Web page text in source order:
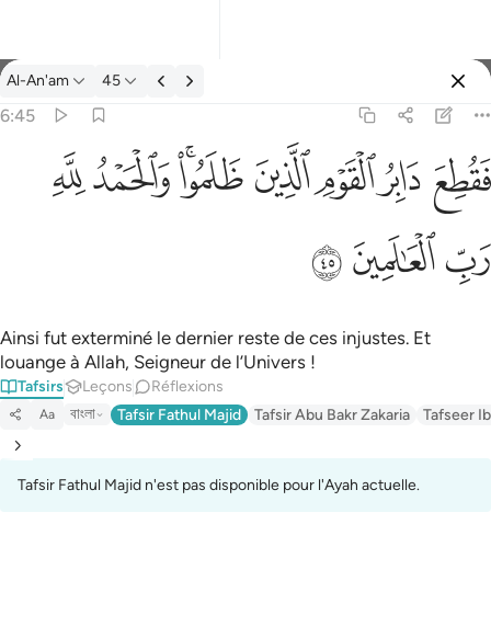
Tafsir: Al-An'am 6:45
Al-An'am 45
6:45
فقطع دابر القوم الذين ظلموا والحمد لله رب العالمين ٤٥
ٱلْقَوْمِ ٱلَّذِينَ ظَلَمُوا۟ ۚ وَٱلْحَمْدُ لِلَّهِ رَبِّ ٱلْعَـٰلَمِينَ ٤٥ﱁ ﱂﱃﱄﱅﱆﱇﱈ
ﱉﱊﱋ
Ainsi fut exterminé le dernier reste de ces injustes. Et
louange à Allah, Seigneur de l’Univers !
Tafsirs Leçons Réflexions
Aa বাংলা Tafsir Fathul Majid Tafsir Abu Bakr Zakaria Tafseer
Tafsir Fathul Majid n'est pas disponible pour l'Ayah actuelle.